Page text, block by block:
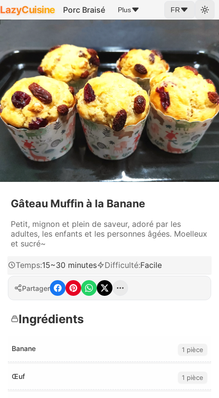
LazyCuisine Porc Braisé Plus FR
Gâteau Muffin à la Banane
Petit, mignon et plein de saveur, adoré par les
adultes, les enfants et les personnes âgées. Moelleux
et sucré~
Temps:15~30 minutes Difficulté:Facile
Partager
Ingrédients
Banane 1 pièce
Œuf 1 pièce